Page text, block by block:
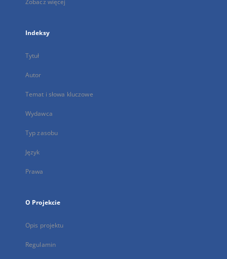
Zobacz więcej
Indeksy
Tytuł
Autor
Temat i słowa kluczowe
Wydawca
Typ zasobu
Język
Prawa
O Projekcie
Opis projektu
Regulamin